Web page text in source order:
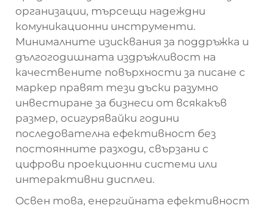
организации, търсещи надеждни
комуникационни инструменти.
Минималните изисквания за поддръжка и
дългогодишната издръжливост на
качествените повърхности за писане с
маркер правят тези дъски разумно
инвестиране за бизнеси от всякакъв
размер, осигурявайки години
последователна ефективност без
постоянните разходи, свързани с
цифрови проекционни системи или
интерактивни дисплеи.
Освен това, енергийната ефективност